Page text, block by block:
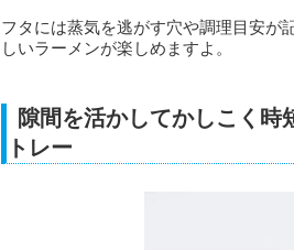
フタには蒸気を逃がす穴や調理目安が
しいラーメンが楽しめますよ。
隙間を活かしてかしこく時
トレー